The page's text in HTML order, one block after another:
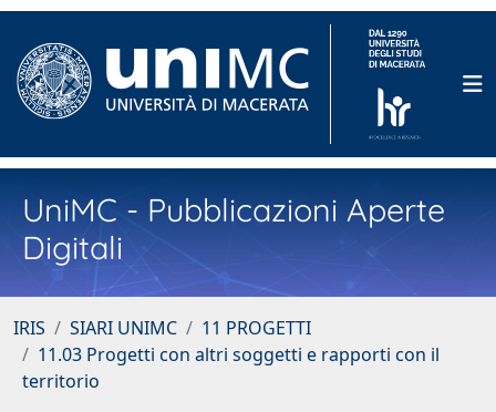
UniMC - Pubblicazioni Aperte
Digitali
IRIS SIARI UNIMC
11 PROGETTI
11.03 Progetti con altri soggetti e rapporti con il
territorio